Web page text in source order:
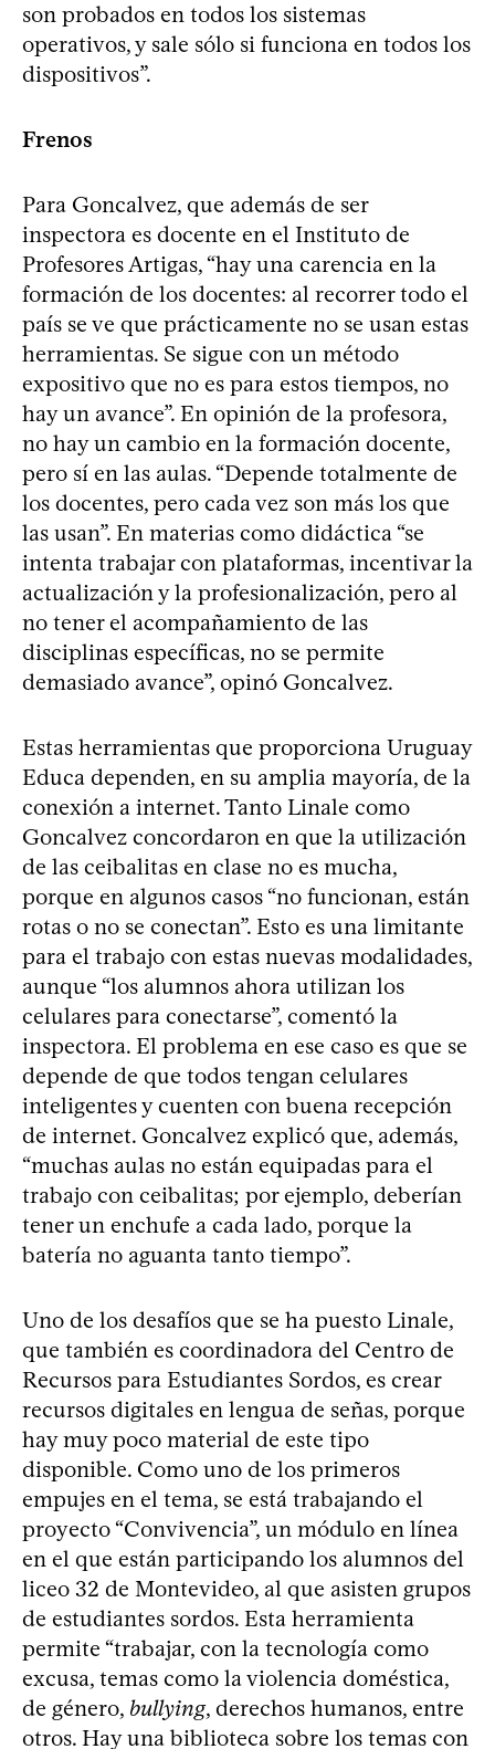
son probados en todos los sistemas
operativos, y sale sólo si funciona en todos los
dispositivos”.
Frenos
Para Goncalvez, que además de ser
inspectora es docente en el Instituto de
Profesores Artigas, “hay una carencia en la
formación de los docentes: al recorrer todo el
país se ve que prácticamente no se usan estas
herramientas. Se sigue con un método
expositivo que no es para estos tiempos, no
hay un avance”. En opinión de la profesora,
no hay un cambio en la formación docente,
pero sí en las aulas. “Depende totalmente de
los docentes, pero cada vez son más los que
las usan”. En materias como didáctica “se
intenta trabajar con plataformas, incentivar la
actualización y la profesionalización, pero al
no tener el acompañamiento de las
disciplinas específicas, no se permite
demasiado avance”, opinó Goncalvez.
Estas herramientas que proporciona Uruguay
Educa dependen, en su amplia mayoría, de la
conexión a internet. Tanto Linale como
Goncalvez concordaron en que la utilización
de las ceibalitas en clase no es mucha,
porque en algunos casos “no funcionan, están
rotas o no se conectan”. Esto es una limitante
para el trabajo con estas nuevas modalidades,
aunque “los alumnos ahora utilizan los
celulares para conectarse”, comentó la
inspectora. El problema en ese caso es que se
depende de que todos tengan celulares
inteligentes y cuenten con buena recepción
de internet. Goncalvez explicó que, además,
“muchas aulas no están equipadas para el
trabajo con ceibalitas; por ejemplo, deberían
tener un enchufe a cada lado, porque la
batería no aguanta tanto tiempo”.
Uno de los desafíos que se ha puesto Linale,
que también es coordinadora del Centro de
Recursos para Estudiantes Sordos, es crear
recursos digitales en lengua de señas, porque
hay muy poco material de este tipo
disponible. Como uno de los primeros
empujes en el tema, se está trabajando el
proyecto “Convivencia”, un módulo en línea
en el que están participando los alumnos del
liceo 32 de Montevideo, al que asisten grupos
de estudiantes sordos. Esta herramienta
permite “trabajar, con la tecnología como
excusa, temas como la violencia doméstica,
de género, bullying, derechos humanos, entre
otros. Hay una biblioteca sobre los temas con